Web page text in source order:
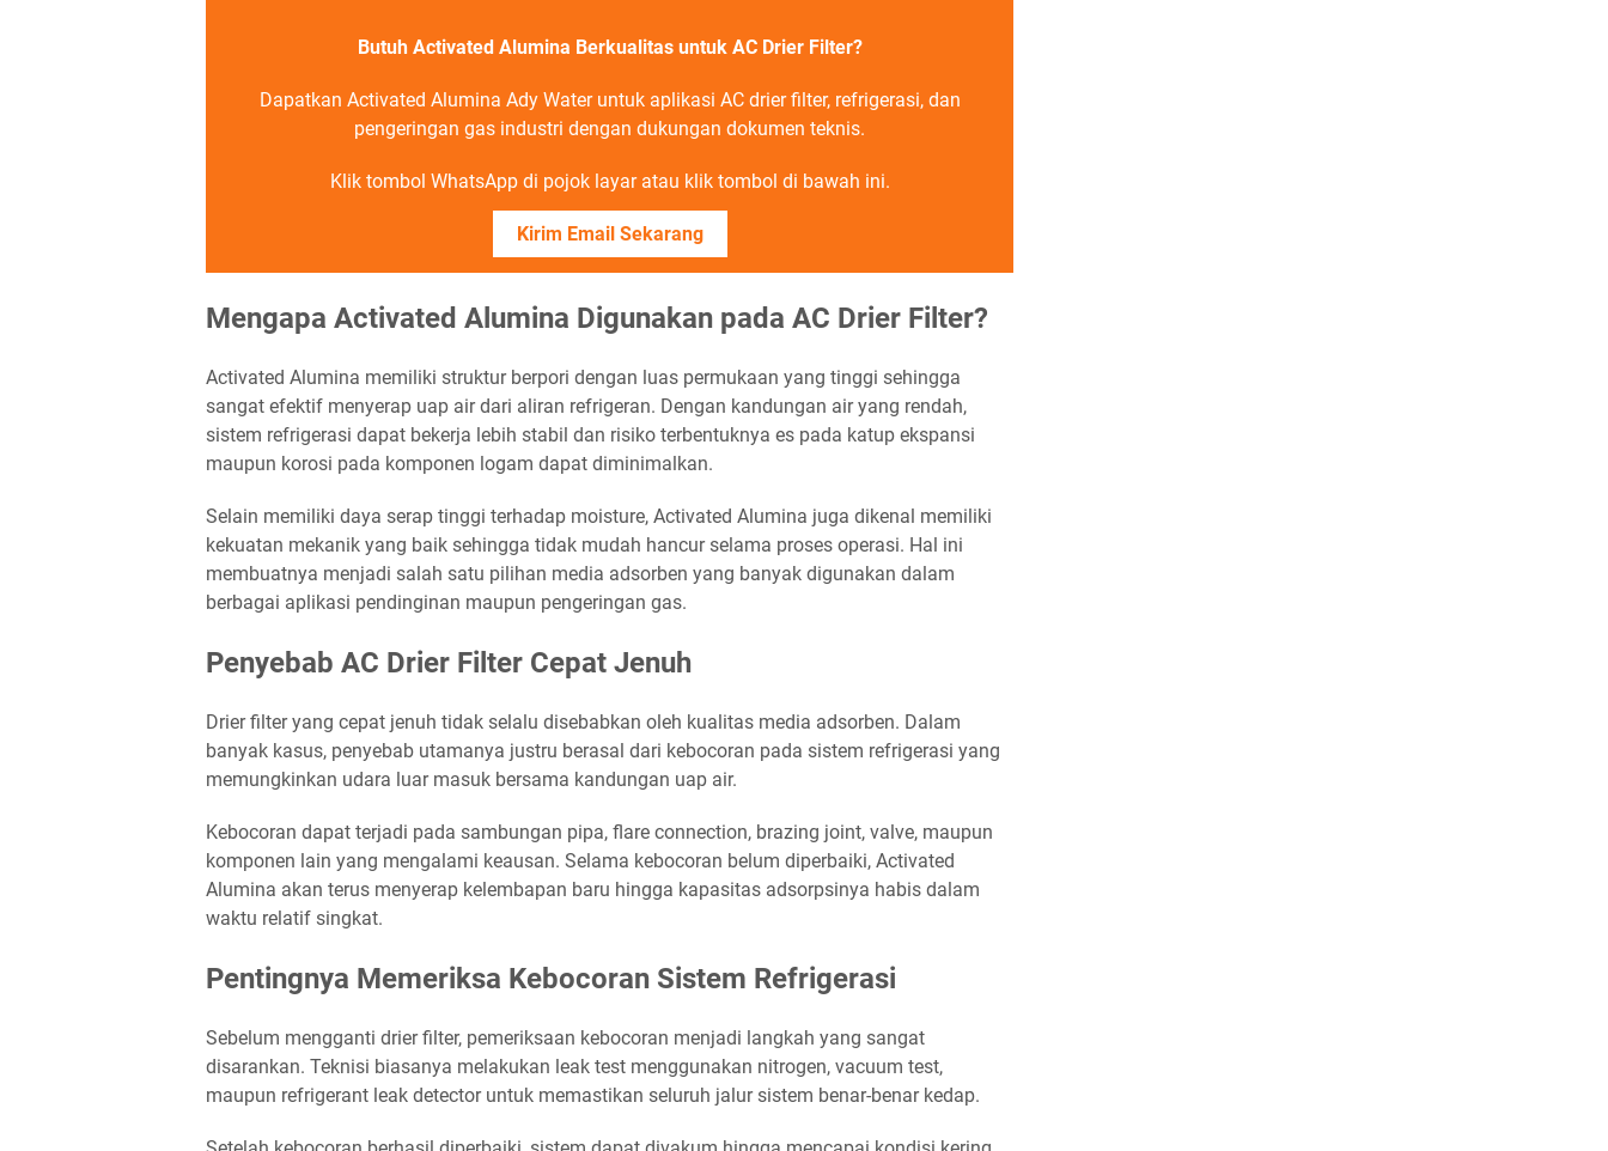
Butuh Activated Alumina Berkualitas untuk AC Drier Filter?
Dapatkan Activated Alumina Ady Water untuk aplikasi AC drier filter, refrigerasi, dan
pengeringan gas industri dengan dukungan dokumen teknis.
Klik tombol WhatsApp di pojok layar atau klik tombol di bawah ini.
Kirim Email Sekarang
Mengapa Activated Alumina Digunakan pada AC Drier Filter?
Activated Alumina memiliki struktur berpori dengan luas permukaan yang tinggi sehingga
sangat efektif menyerap uap air dari aliran refrigeran. Dengan kandungan air yang rendah,
sistem refrigerasi dapat bekerja lebih stabil dan risiko terbentuknya es pada katup ekspansi
maupun korosi pada komponen logam dapat diminimalkan.
Selain memiliki daya serap tinggi terhadap moisture, Activated Alumina juga dikenal memiliki
kekuatan mekanik yang baik sehingga tidak mudah hancur selama proses operasi. Hal ini
membuatnya menjadi salah satu pilihan media adsorben yang banyak digunakan dalam
berbagai aplikasi pendinginan maupun pengeringan gas.
Penyebab AC Drier Filter Cepat Jenuh
Drier filter yang cepat jenuh tidak selalu disebabkan oleh kualitas media adsorben. Dalam
banyak kasus, penyebab utamanya justru berasal dari kebocoran pada sistem refrigerasi yang
memungkinkan udara luar masuk bersama kandungan uap air.
Kebocoran dapat terjadi pada sambungan pipa, flare connection, brazing joint, valve, maupun
komponen lain yang mengalami keausan. Selama kebocoran belum diperbaiki, Activated
Alumina akan terus menyerap kelembapan baru hingga kapasitas adsorpsinya habis dalam
waktu relatif singkat.
Pentingnya Memeriksa Kebocoran Sistem Refrigerasi
Sebelum mengganti drier filter, pemeriksaan kebocoran menjadi langkah yang sangat
disarankan. Teknisi biasanya melakukan leak test menggunakan nitrogen, vacuum test,
maupun refrigerant leak detector untuk memastikan seluruh jalur sistem benar-benar kedap.